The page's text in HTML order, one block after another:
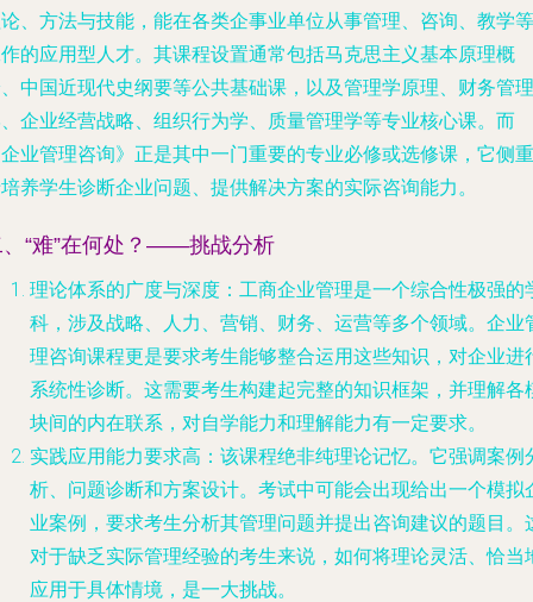
、方法与技能，能在各类企事业单位从事管理、咨询、教学等
的应用型人才。其课程设置通常包括马克思主义基本原理概
中国近现代史纲要等公共基础课，以及管理学原理、财务管理
企业经营战略、组织行为学、质量管理学等专业核心课。而
业管理咨询》正是其中一门重要的专业必修或选修课，它侧重
养学生诊断企业问题、提供解决方案的实际咨询能力。
、“难”在何处？——挑战分析
理论体系的广度与深度 ：工商企业管理是一个综合性极强的
科，涉及战略、人力、营销、财务、运营等多个领域。企业
理咨询课程更是要求考生能够整合运用这些知识，对企业进
系统性诊断。这需要考生构建起完整的知识框架，并理解各
块间的内在联系，对自学能力和理解能力有一定要求。
实践应用能力要求高 ：该课程绝非纯理论记忆。它强调案例
析、问题诊断和方案设计。考试中可能会出现给出一个模拟
业案例，要求考生分析其管理问题并提出咨询建议的题目。
对于缺乏实际管理经验的考生来说，如何将理论灵活、恰当
应用于具体情境，是一大挑战。